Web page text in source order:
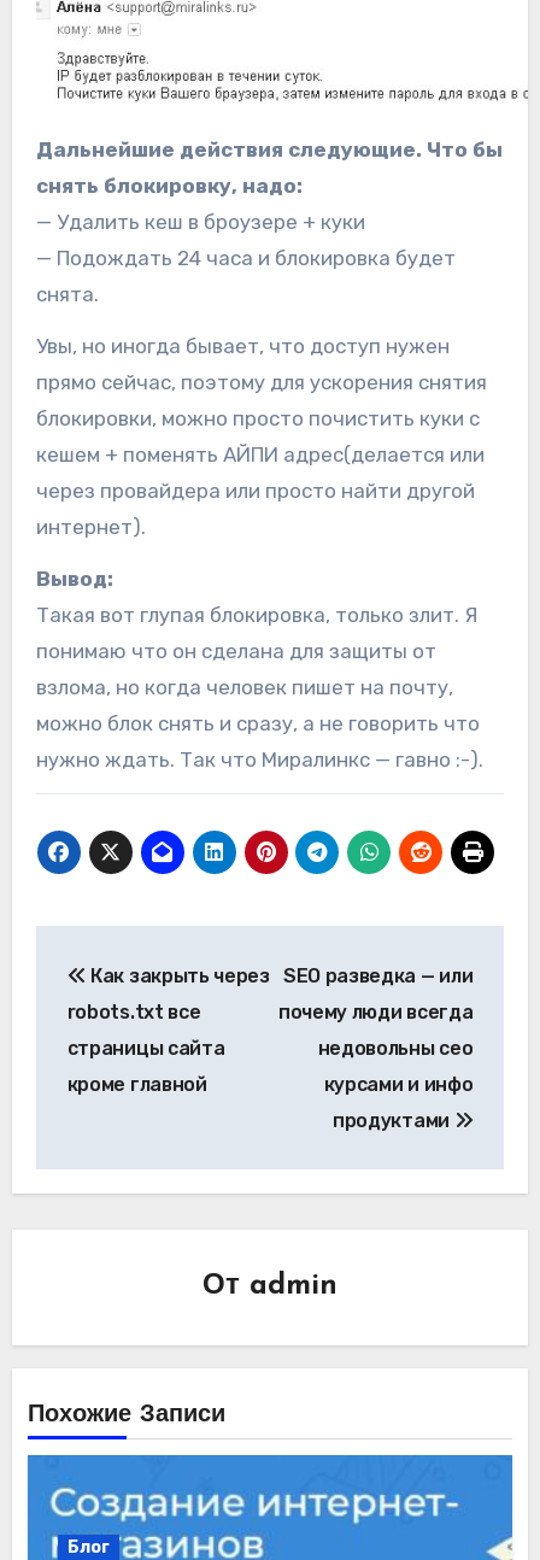
Дальнейшие действия следующие. Что бы
снять блокировку, надо:
— Удалить кеш в броузере + куки
— Подождать 24 часа и блокировка будет
снята.
Увы, но иногда бывает, что доступ нужен
прямо сейчас, поэтому для ускорения снятия
блокировки, можно просто почистить куки с
кешем + поменять АЙПИ адрес(делается или
через провайдера или просто найти другой
интернет).
Вывод:
Такая вот глупая блокировка, только злит. Я
понимаю что он сделана для защиты от
взлома, но когда человек пишет на почту,
можно блок снять и сразу, а не говорить что
нужно ждать. Так что Миралинкс — гавно :-).
по
записям
Как закрыть через
robots.txt все
страницы сайта
кроме главной
SEO разведка — или
почему люди всегда
недовольны сео
курсами и инфо
продуктами
От admin
Похожие Записи
Блог